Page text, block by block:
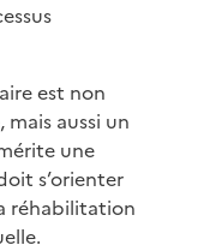
est non
aussi un
une
s’orienter
réhabilitation